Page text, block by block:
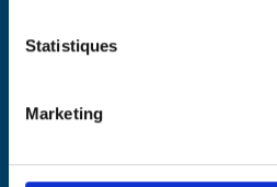
Statistiques
Marketing